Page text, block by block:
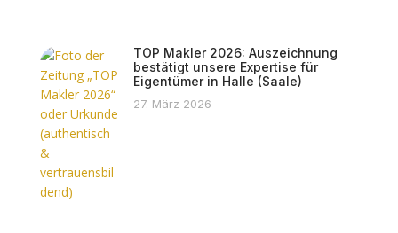
TOP Makler 2026: Auszeichnung
bestätigt unsere Expertise für
Eigentümer in Halle (Saale)
27. März 2026